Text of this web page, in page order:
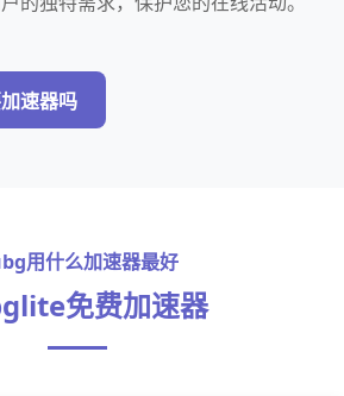
速器吗
用什么加速器最好
免费加速器